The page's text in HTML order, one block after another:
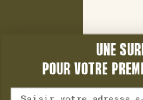
UNE
POUR VOTRE